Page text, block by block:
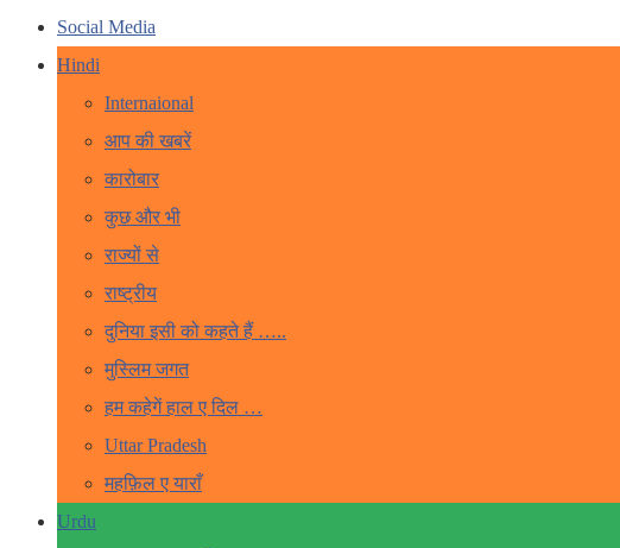
Social Media
Hindi
Internaional
आप की खबरें
कारोबार
कुछ और भी
राज्यों से
राष्ट्रीय
दुनिया इसी को कहते हैं …..
मुस्लिम जगत
हम कहेगें हाल ए दिल …
Uttar Pradesh
महफ़िल ए याराँ
Urdu